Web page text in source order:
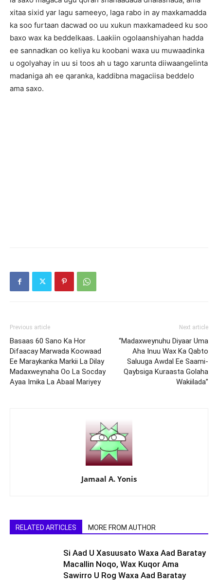
xitaa sixid yar lagu sameeyo, laga rabo in ay maxkamadda
ka soo furtaan dacwad oo uu xukun maxkamadeed ku soo
baxo wax ka beddelkaas. Laakiin ogolaanshiyahan hadda
ee sannadkan oo keliya ku koobani waxa uu muwaadinka
u ogolyahay in uu si toos ah u tago xarunta diiwaangelinta
madaniga ah ee qaranka, kaddibna magaciisa beddelo
ama saxo.
Previous article
Basaas 60 Sano Ka Hor
Difaacay Marwada Koowaad
Ee Maraykanka Markii La Dilay
Madaxweynaha Oo La Socday
Ayaa Imika La Abaal Mariyey
Next article
“Madaxweynuhu Diyaar Uma
Aha Inuu Wax Ka Qabto
Saluuga Awdal Ee Saami-
Qaybsiga Kuraasta Golaha
Wakiilada”
Jamaal A. Yonis
RELATED ARTICLES MORE FROM AUTHOR
Si Aad U Xasuusato Waxa Aad Baratay
Macallin Noqo, Wax Kuqor Ama
Sawirro U Rog Waxa Aad Baratay